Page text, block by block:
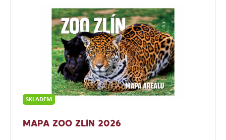
SKLADEM
MAPA ZOO ZLÍN 2026